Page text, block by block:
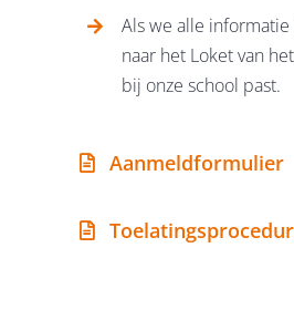
Als we alle
naar het Loket van
bij onze school past.
Aanmeldformulier